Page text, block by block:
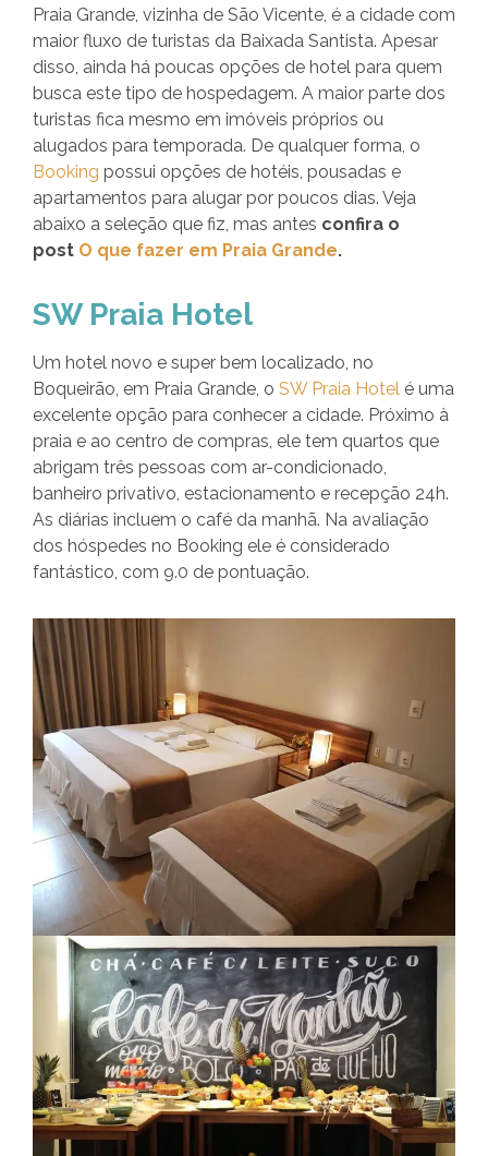
Praia Grande, vizinha de São Vicente, é a cidade com
maior fluxo de turistas da Baixada Santista. Apesar
disso, ainda há poucas opções de hotel para quem
busca este tipo de hospedagem. A maior parte dos
turistas fica mesmo em imóveis próprios ou
alugados para temporada. De qualquer forma, o
Booking possui opções de hotéis, pousadas e
apartamentos para alugar por poucos dias. Veja
abaixo a seleção que fiz, mas antes confira o
post O que fazer em Praia Grande.
SW Praia Hotel
Um hotel novo e super bem localizado, no
Boqueirão, em Praia Grande, o SW Praia Hotel é uma
excelente opção para conhecer a cidade. Próximo à
praia e ao centro de compras, ele tem quartos que
abrigam três pessoas com ar-condicionado,
banheiro privativo, estacionamento e recepção 24h.
As diárias incluem o café da manhã. Na avaliação
dos hóspedes no Booking ele é considerado
fantástico, com 9.0 de pontuação.